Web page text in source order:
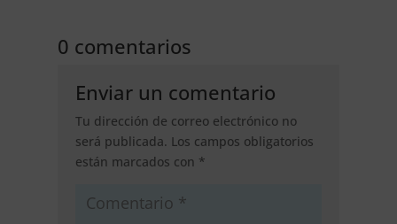
0 comentarios
Enviar un comentario
Tu dirección de correo electrónico no
será publicada. Los campos obligatorios
están marcados con *